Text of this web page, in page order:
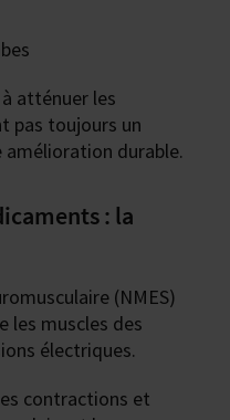
atténuer les
pas toujours un
durable.
: la
(NMES)
les muscles des
électriques.
contractions et